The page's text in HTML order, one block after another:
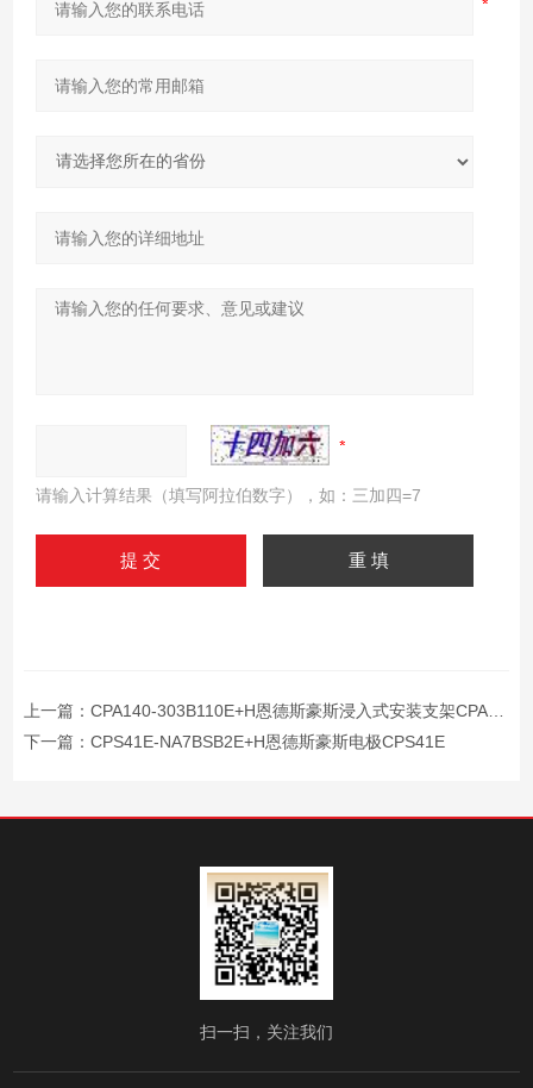
请输入计算结果（填写阿拉伯数字），如：三加四=7
上一篇： CPA140-303B110E+H恩德斯豪斯浸入式安装支架CPA140
下一篇： CPS41E-NA7BSB2E+H恩德斯豪斯电极CPS41E
扫一扫，关注我们